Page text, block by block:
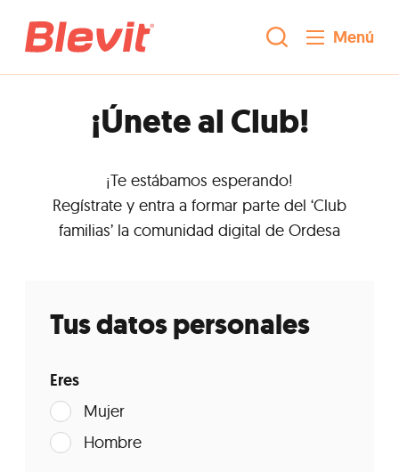
Menú
¡Únete al Club!
¡Te estábamos esperando!
Regístrate y entra a formar parte del ‘Club
familias’ la comunidad digital de Ordesa
Tus datos personales
Eres
Mujer
Hombre